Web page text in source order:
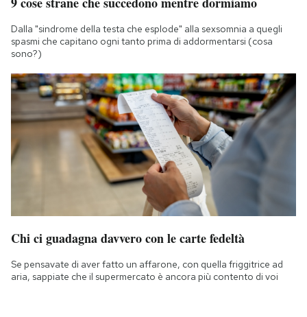
Dalla "sindrome della testa che esplode" alla sexsomnia a quegli
spasmi che capitano ogni tanto prima di addormentarsi (cosa
sono?)
Chi ci guadagna davvero con le carte fedeltà
Se pensavate di aver fatto un affarone, con quella friggitrice ad
aria, sappiate che il supermercato è ancora più contento di voi